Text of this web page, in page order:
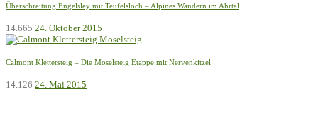
Überschreitung Engelsley mit Teufelsloch – Alpines Wandern im Ahrtal
14.665 24. Oktober 2015
Calmont Klettersteig – Die Moselsteig Etappe mit Nervenkitzel
14.126 24. Mai 2015